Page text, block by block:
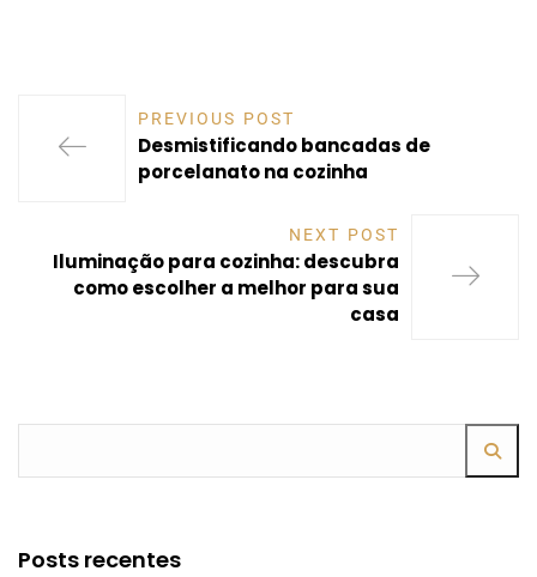
PREVIOUS POST
Desmistificando bancadas de
porcelanato na cozinha
NEXT POST
Iluminação para cozinha: descubra
como escolher a melhor para sua
casa
Posts recentes